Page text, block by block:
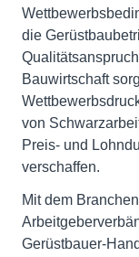
die
Bauwirtschaft
von
Preis- und
verschaffen.
Mit dem
Gerüstbauer-